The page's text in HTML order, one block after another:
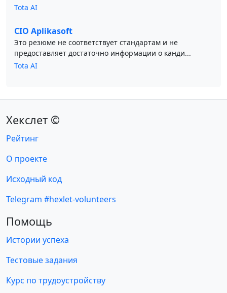
Tota AI
CIO Aplikasoft
Это резюме не соответствует стандартам и не
предоставляет достаточно информации о канди...
Tota AI
Хекслет ©
Рейтинг
О проекте
Исходный код
Telegram #hexlet-volunteers
Помощь
Истории успеха
Тестовые задания
Курс по трудоустройству